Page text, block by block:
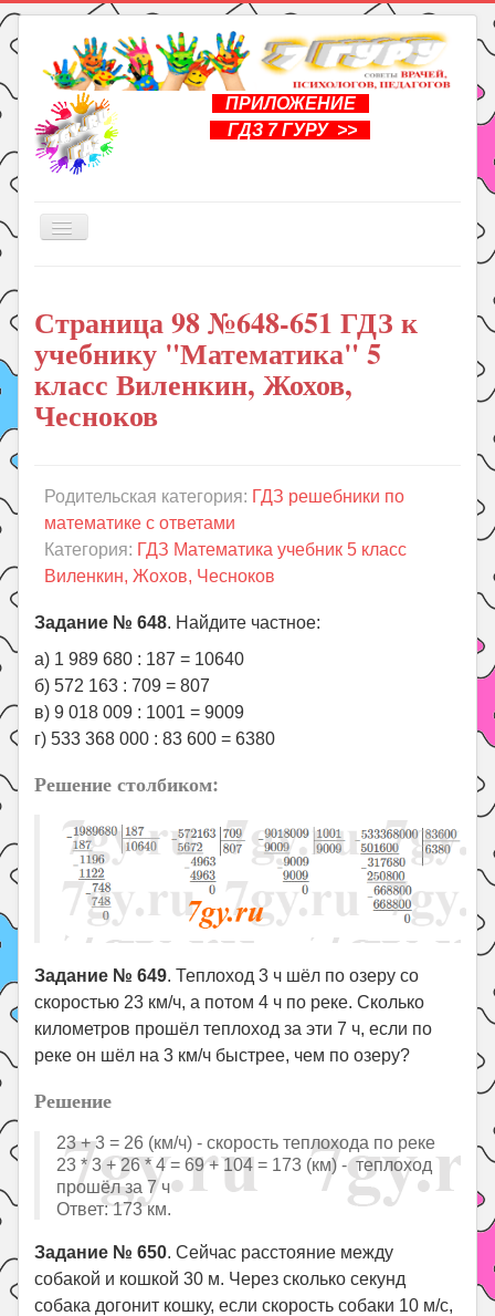
ПРИЛОЖЕНИЕ
ГДЗ 7 ГУРУ >>
Включить/
Книги
Рукоделие
Подготовка к школе
Уроки
Праздники
Психология
Летом!
Поиск
Страница 98 №648-651 ГДЗ к
учебнику "Математика" 5
класс Виленкин, Жохов,
Чесноков
Родительская категория: ГДЗ решебники по
математике с ответами
Категория: ГДЗ Математика учебник 5 класс
Виленкин, Жохов, Чесноков
Задание № 648. Найдите частное:
а) 1 989 680 : 187 = 10640
б) 572 163 : 709 = 807
в) 9 018 009 : 1001 = 9009
г) 533 368 000 : 83 600 = 6380
Решение столбиком:
Задание № 649. Теплоход 3 ч шёл по озеру со
скоростью 23 км/ч, а потом 4 ч по реке. Сколько
километров прошёл теплоход за эти 7 ч, если по
реке он шёл на 3 км/ч быстрее, чем по озеру?
Решение
23 + 3 = 26 (км/ч) - скорость теплохода по реке
23 * 3 + 26 * 4 = 69 + 104 = 173 (км) - теплоход
прошёл за 7 ч
Ответ: 173 км.
Задание № 650. Сейчас расстояние между
собакой и кошкой 30 м. Через сколько секунд
собака догонит кошку, если скорость собаки 10 м/с,